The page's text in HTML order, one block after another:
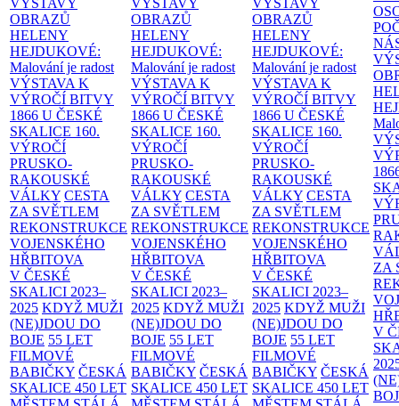
VÝSTAVY
OBRAZŮ
HELENY
HEJDUKOVÉ:
Malování je radost
VÝSTAVA K
VÝROČÍ BITVY
1866 U ČESKÉ
SKALICE 160.
VÝROČÍ
PRUSKO-
RAKOUSKÉ
VÁLKY CESTA
ZA SVĚTLEM
REKONSTRUKCE
VOJENSKÉHO
HŘBITOVA
V ČESKÉ
SKALICI 2023–
2025 KDYŽ MUŽI
(NE)JDOU DO
BOJE 55 LET
FILMOVÉ
BABIČKY ČESKÁ
SKALICE 450 LET
VÝSTAVY
OBRAZŮ
HELENY
HEJDUKOVÉ:
Malování je radost
VÝSTAVA K
VÝROČÍ BITVY
1866 U ČESKÉ
SKALICE 160.
VÝROČÍ
PRUSKO-
RAKOUSKÉ
VÁLKY CESTA
ZA SVĚTLEM
REKONSTRUKCE
VOJENSKÉHO
HŘBITOVA
V ČESKÉ
SKALICI 2023–
2025 KDYŽ MUŽI
(NE)JDOU DO
BOJE 55 LET
FILMOVÉ
BABIČKY ČESKÁ
SKALICE 450 LET
VÝSTAVY
OBRAZŮ
HELENY
HEJDUKOVÉ:
Malování je radost
VÝSTAVA K
VÝROČÍ BITVY
1866 U ČESKÉ
SKALICE 160.
VÝROČÍ
PRUSKO-
RAKOUSKÉ
VÁLKY CESTA
ZA SVĚTLEM
REKONSTRUKCE
VOJENSKÉHO
HŘBITOVA
V ČESKÉ
SKALICI 2023–
2025 KDYŽ MUŽI
(NE)JDOU DO
BOJE 55 LET
FILMOVÉ
BABIČKY ČESKÁ
SKALICE 450 LET
ZA
V